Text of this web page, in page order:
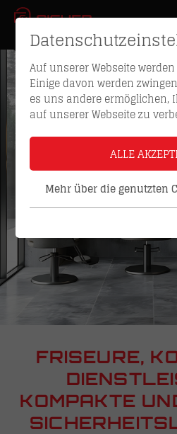
FRISEURE,
KOMPAKTE
Auf unserer Webseite
Einige davon werden
es uns andere ermöglichen,
auf unserer Webseite zu
ALLE
Mehr über die genutzten